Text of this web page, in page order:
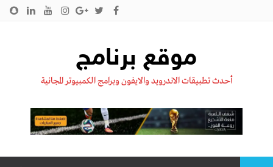
موقع برنامج
أحدث تطبيقات الاندرويد والايفون وبرامج الكمبيوتر المجانية